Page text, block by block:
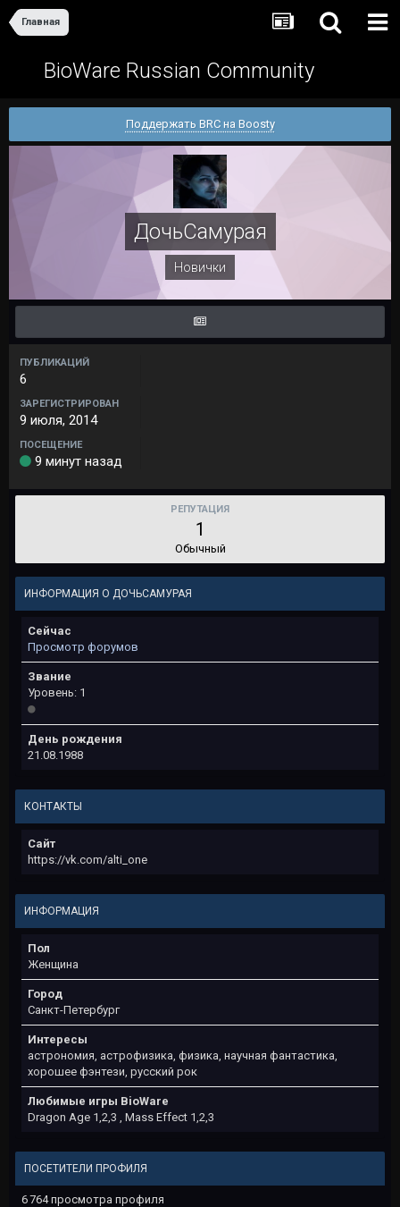
Главная
BioWare Russian Community
Поддержать BRC на Boosty
ДочьСамурая
Новички
ПУБЛИКАЦИЙ
6
ЗАРЕГИСТРИРОВАН
9 июля, 2014
ПОСЕЩЕНИЕ
9 минут назад
РЕПУТАЦИЯ
1
Обычный
ИНФОРМАЦИЯ О ДОЧЬСАМУРАЯ
Сейчас
Просмотр форумов
Звание
Уровень: 1
День рождения
21.08.1988
КОНТАКТЫ
Сайт
https://vk.com/alti_one
ИНФОРМАЦИЯ
Пол
Женщина
Город
Санкт-Петербург
Интересы
астрономия, астрофизика, физика, научная фантастика,
хорошее фэнтези, русский рок
Любимые игры BioWare
Dragon Age 1,2,3 , Mass Effect 1,2,3
ПОСЕТИТЕЛИ ПРОФИЛЯ
6 764 просмотра профиля